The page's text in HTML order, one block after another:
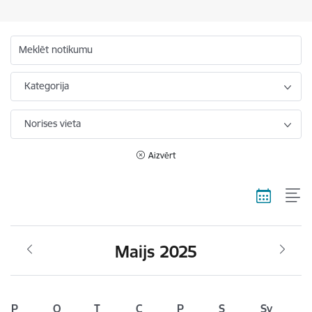
Meklēt notikumu
Kategorija
Norises vieta
Aizvērt
Maijs 2025
P O T C P S
Sv